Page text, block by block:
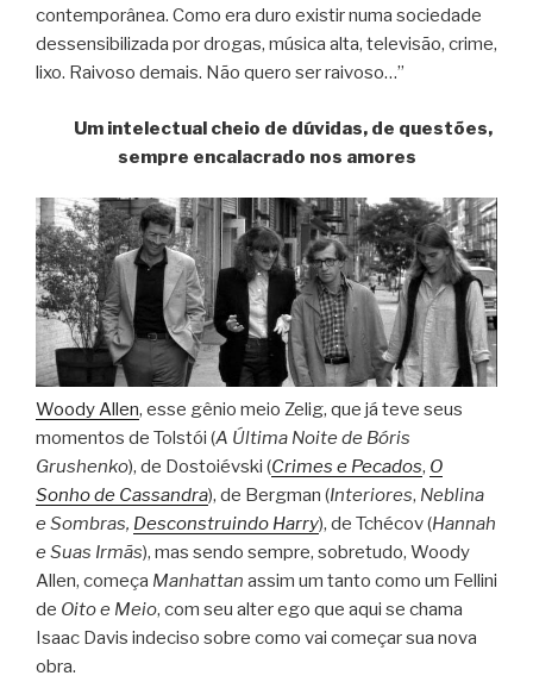
contemporânea. Como era duro existir numa sociedade
dessensibilizada por drogas, música alta, televisão, crime,
lixo. Raivoso demais. Não quero ser raivoso…”
Um intelectual cheio de dúvidas, de questões,
sempre encalacrado nos amores
Woody Allen, esse gênio meio Zelig, que já teve seus
momentos de Tolstói (A Última Noite de Bóris
Grushenko), de Dostoiévski (Crimes e Pecados, O
Sonho de Cassandra), de Bergman (Interiores, Neblina
e Sombras, Desconstruindo Harry), de Tchécov (Hannah
e Suas Irmãs), mas sendo sempre, sobretudo, Woody
Allen, começa Manhattan assim um tanto como um Fellini
de Oito e Meio, com seu alter ego que aqui se chama
Isaac Davis indeciso sobre como vai começar sua nova
obra.